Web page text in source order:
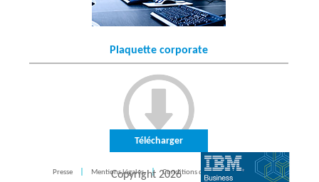
Plaquette corporate
Télécharger
Presse Mentions légales Conditions d'utilisation CONTACT
Copyright 2026